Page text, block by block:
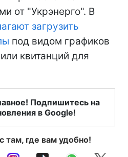
от "Укрэнерго". В
загрузить
под видом графиков
квитанций для
Подпишитесь на
в Google!
там, где вам удобно!